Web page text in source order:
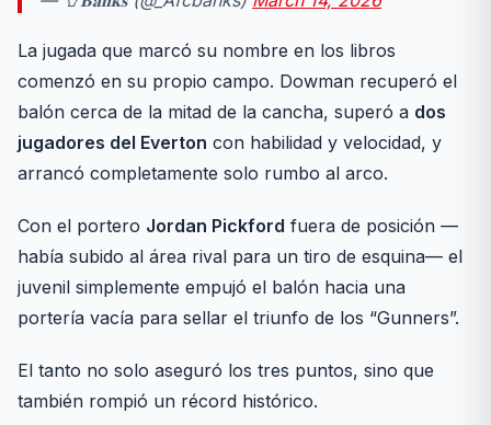
La jugada que marcó su nombre en los libros
comenzó en su propio campo. Dowman recuperó el
balón cerca de la mitad de la cancha, superó a dos
jugadores del Everton con habilidad y velocidad, y
arrancó completamente solo rumbo al arco.
Con el portero Jordan Pickford fuera de posición —
había subido al área rival para un tiro de esquina— el
juvenil simplemente empujó el balón hacia una
portería vacía para sellar el triunfo de los “Gunners”.
El tanto no solo aseguró los tres puntos, sino que
también rompió un récord histórico.